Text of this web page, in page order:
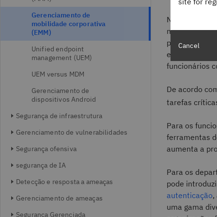
Gerenciamento de
mobilidade corporativa
(EMM)
Unified endpoint
management (UEM)
UEM versus MDM
Gerenciamento de
dispositivos Android
Segurança de infraestrutura
Gerenciamento de vulnerabilidades
Segurança ofensiva
segurança de IA
Detecção e resposta a ameaças
Gerenciamento de ameaças
Segurança Gerenciada
Nas
móveis para
programas
eles podem
funcionários
De acordo
tarefas
Para os
ferramentas
aumenta a
Para os
pode
autenticação,
uma gama
Cancel